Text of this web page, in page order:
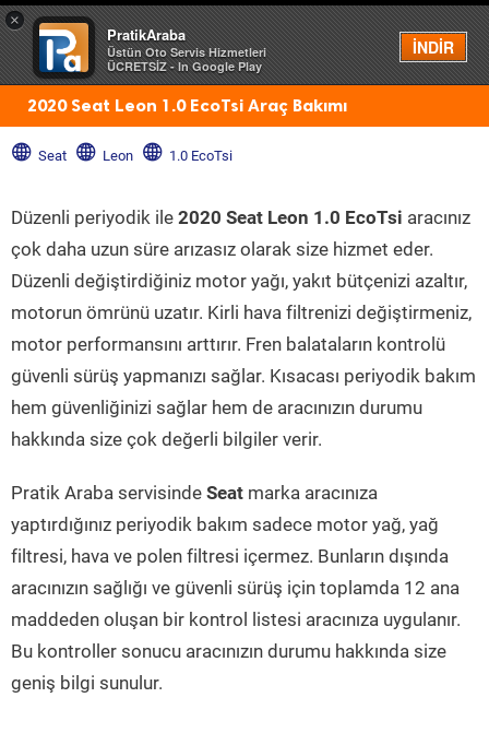
×
PratikAraba
Üstün Oto Servis Hizmetleri
ÜCRETSİZ - In Google Play
İNDİR
Menü
2020 Seat Leon 1.0 EcoTsi Araç Bakımı
Seat Leon 1.0 EcoTsi
Düzenli periyodik ile 2020 Seat Leon 1.0 EcoTsi aracınız
çok daha uzun süre arızasız olarak size hizmet eder.
Düzenli değiştirdiğiniz motor yağı, yakıt bütçenizi azaltır,
motorun ömrünü uzatır. Kirli hava filtrenizi değiştirmeniz,
motor performansını arttırır. Fren balataların kontrolü
güvenli sürüş yapmanızı sağlar. Kısacası periyodik bakım
hem güvenliğinizi sağlar hem de aracınızın durumu
hakkında size çok değerli bilgiler verir.
Pratik Araba servisinde Seat marka aracınıza
yaptırdığınız periyodik bakım sadece motor yağ, yağ
filtresi, hava ve polen filtresi içermez. Bunların dışında
aracınızın sağlığı ve güvenli sürüş için toplamda 12 ana
maddeden oluşan bir kontrol listesi aracınıza uygulanır.
Bu kontroller sonucu aracınızın durumu hakkında size
geniş bilgi sunulur.